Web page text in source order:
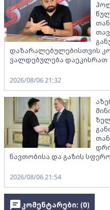
დაზარალებულებისთვის
ვალდებულება დაეკისრათ
2026/08/06 21:32
ნავთობისა და გაზის
2026/08/06 21:54
კომენტარები: (0)